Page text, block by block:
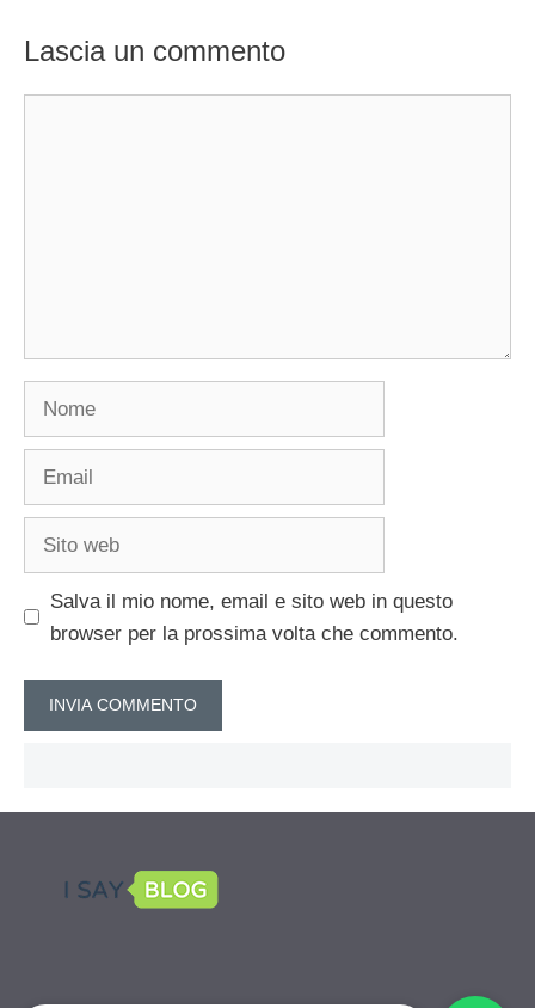
Lascia un commento
Salva il mio nome, email e sito web in questo
browser per la prossima volta che commento.